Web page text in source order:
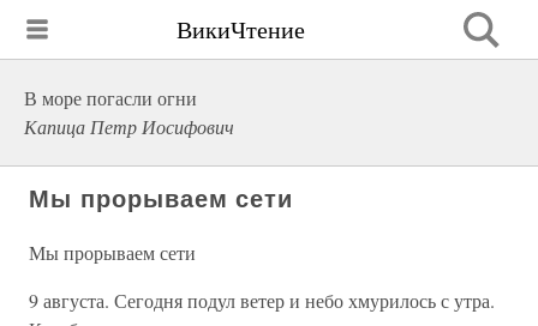
ВикиЧтение
В море погасли огни
Капица Петр Иосифович
Мы прорываем сети
Мы прорываем сети
9 августа. Сегодня подул ветер и небо хмурилось с утра.